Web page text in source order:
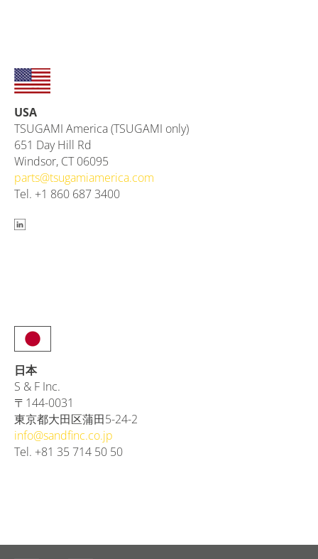
USA
TSUGAMI America (TSUGAMI only)
651 Day Hill Rd
Windsor, CT 06095
parts@tsugamiamerica.com
Tel. +1 860 687 3400
日本
S & F Inc.
〒144-0031
東京都大田区蒲田5-24-2
info@sandfinc.co.jp
Tel. +81 35 714 50 50